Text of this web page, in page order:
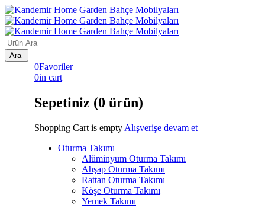
0Favoriler
0in cart
Sepetiniz (0 ürün)
Shopping Cart is empty Alışverişe devam et
Oturma Takımı
Alüminyum Oturma Takımı
Ahşap Oturma Takımı
Rattan Oturma Takımı
Köşe Oturma Takımı
Yemek Takımı